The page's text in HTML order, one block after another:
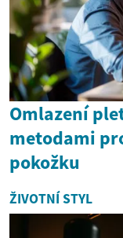
Omlazení
metodami
pokožku
ŽIVOTNÍ STYL